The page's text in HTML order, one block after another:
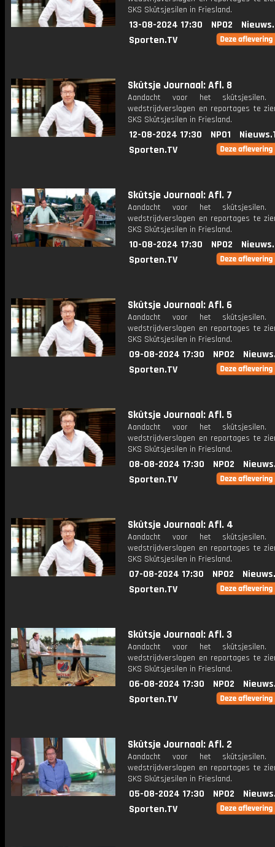
SKS Skûtsjesilen in Friesland.
13-08-2024 17:30 NPO2
Sporten.TV
Skûtsje Journaal: Afl. 8
Aandacht voor het
wedstrijdverslagen en reportages te
SKS Skûtsjesilen in Friesland.
12-08-2024 17:30 NPO1
Sporten.TV
Skûtsje Journaal: Afl. 7
Aandacht voor het
wedstrijdverslagen en reportages te
SKS Skûtsjesilen in Friesland.
10-08-2024 17:30 NPO2
Sporten.TV
Skûtsje Journaal: Afl. 6
Aandacht voor het
wedstrijdverslagen en reportages te
SKS Skûtsjesilen in Friesland.
09-08-2024 17:30 NPO2
Sporten.TV
Skûtsje Journaal: Afl. 5
Aandacht voor het
wedstrijdverslagen en reportages te
SKS Skûtsjesilen in Friesland.
08-08-2024 17:30 NPO2
Sporten.TV
Skûtsje Journaal: Afl. 4
Aandacht voor het
wedstrijdverslagen en reportages te
SKS Skûtsjesilen in Friesland.
07-08-2024 17:30 NPO2
Sporten.TV
Skûtsje Journaal: Afl. 3
Aandacht voor het
wedstrijdverslagen en reportages te
SKS Skûtsjesilen in Friesland.
06-08-2024 17:30 NPO2
Sporten.TV
Skûtsje Journaal: Afl. 2
Aandacht voor het
wedstrijdverslagen en reportages te
SKS Skûtsjesilen in Friesland.
05-08-2024 17:30 NPO2
Sporten.TV